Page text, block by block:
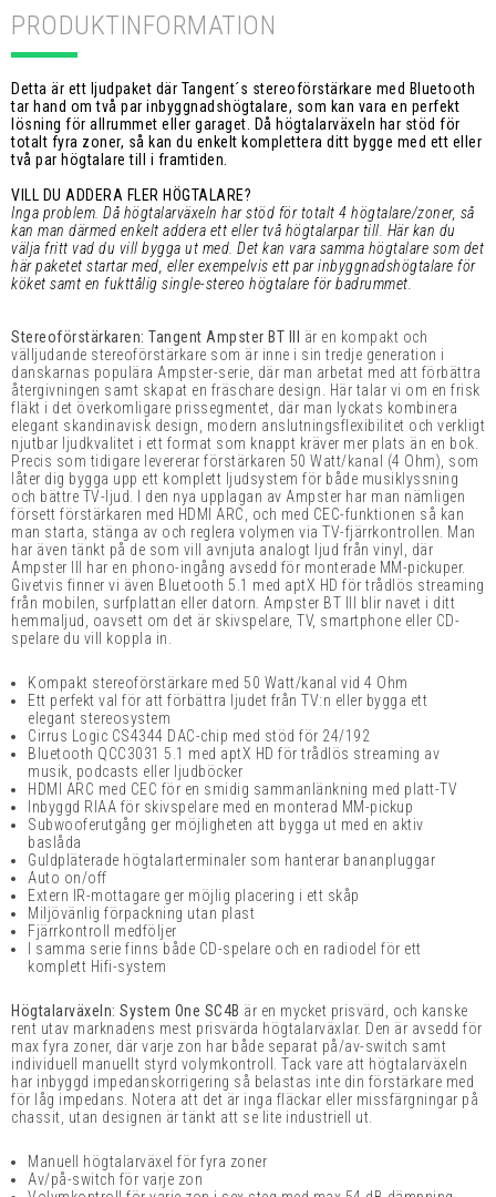
PRODUKTINFORMATION
Detta är ett ljudpaket där Tangent´s stereoförstärkare med Bluetooth
tar hand om två par inbyggnadshögtalare, som kan vara en perfekt
lösning för allrummet eller garaget. Då högtalarväxeln har stöd för
totalt fyra zoner, så kan du enkelt komplettera ditt bygge med ett eller
två par högtalare till i framtiden.
VILL DU ADDERA FLER HÖGTALARE?
Inga problem. Då högtalarväxeln har stöd för totalt 4 högtalare/zoner, så
kan man därmed enkelt addera ett eller två högtalarpar till. Här kan du
välja fritt vad du vill bygga ut med. Det kan vara samma högtalare som det
här paketet startar med, eller exempelvis ett par inbyggnadshögtalare för
köket samt en fukttålig single-stereo högtalare för badrummet.
Stereoförstärkaren: Tangent Ampster BT III är en kompakt och
välljudande stereoförstärkare som är inne i sin tredje generation i
danskarnas populära Ampster-serie, där man arbetat med att förbättra
återgivningen samt skapat en fräschare design. Här talar vi om en frisk
fläkt i det överkomligare prissegmentet, där man lyckats kombinera
elegant skandinavisk design, modern anslutningsflexibilitet och verkligt
njutbar ljudkvalitet i ett format som knappt kräver mer plats än en bok.
Precis som tidigare levererar förstärkaren 50 Watt/kanal (4 Ohm), som
låter dig bygga upp ett komplett ljudsystem för både musiklyssning
och bättre TV-ljud. I den nya upplagan av Ampster har man nämligen
försett förstärkaren med HDMI ARC, och med CEC-funktionen så kan
man starta, stänga av och reglera volymen via TV-fjärrkontrollen. Man
har även tänkt på de som vill avnjuta analogt ljud från vinyl, där
Ampster III har en phono-ingång avsedd för monterade MM-pickuper.
Givetvis finner vi även Bluetooth 5.1 med aptX HD för trådlös streaming
från mobilen, surfplattan eller datorn. Ampster BT III blir navet i ditt
hemmaljud, oavsett om det är skivspelare, TV, smartphone eller CD-
spelare du vill koppla in.
Kompakt stereoförstärkare med 50 Watt/kanal vid 4 Ohm
Ett perfekt val för att förbättra ljudet från TV:n eller bygga ett
elegant stereosystem
Cirrus Logic CS4344 DAC-chip med stöd för 24/192
Bluetooth QCC3031 5.1 med aptX HD för trådlös streaming av
musik, podcasts eller ljudböcker
HDMI ARC med CEC för en smidig sammanlänkning med platt-TV
Inbyggd RIAA för skivspelare med en monterad MM-pickup
Subwooferutgång ger möjligheten att bygga ut med en aktiv
baslåda
Guldpläterade högtalarterminaler som hanterar bananpluggar
Auto on/off
Extern IR-mottagare ger möjlig placering i ett skåp
Miljövänlig förpackning utan plast
Fjärrkontroll medföljer
I samma serie finns både CD-spelare och en radiodel för ett
komplett Hifi-system
Högtalarväxeln: System One SC4B är en mycket prisvärd, och kanske
rent utav marknadens mest prisvärda högtalarväxlar. Den är avsedd för
max fyra zoner, där varje zon har både separat på/av-switch samt
individuell manuellt styrd volymkontroll. Tack vare att högtalarväxeln
har inbyggd impedanskorrigering så belastas inte din förstärkare med
för låg impedans. Notera att det är inga fläckar eller missfärgningar på
chassit, utan designen är tänkt att se lite industriell ut.
Manuell högtalarväxel för fyra zoner
Av/på-switch för varje zon